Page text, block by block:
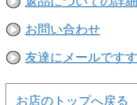
556 g (19.6 oz)
○本体：平織りの表面を起
ンバージョン100％。フ
お問い合わせ
友達にメールです
お店のトップへ戻る